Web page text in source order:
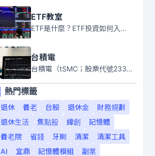
ETF教室
ETF是什麼？ETF投資如何入門？本系列專題文章將會告訴你新手必須知道的ETF基礎知識。
台積電
台積電（tSMC；股票代號2330）是全球領先的半導體代工公司，成立於1987年，總部位於台灣新竹。且已於美國、日本、德國及中國設廠，台積電是全球首家專業積體電路製造服務公司，也是全球最先進和最大規模的半導體代工廠。
熱門標籤
退休
養老 台股 退休金
財務規劃
退休生活
焦點股 緯創
記憶體
養老院
省錢 牙刷 清潔
清潔工具
AI
宜鼎 記憶體模組
副業